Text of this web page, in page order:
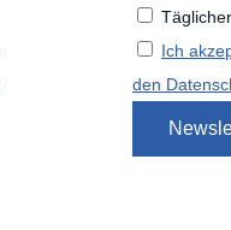
Ich
den